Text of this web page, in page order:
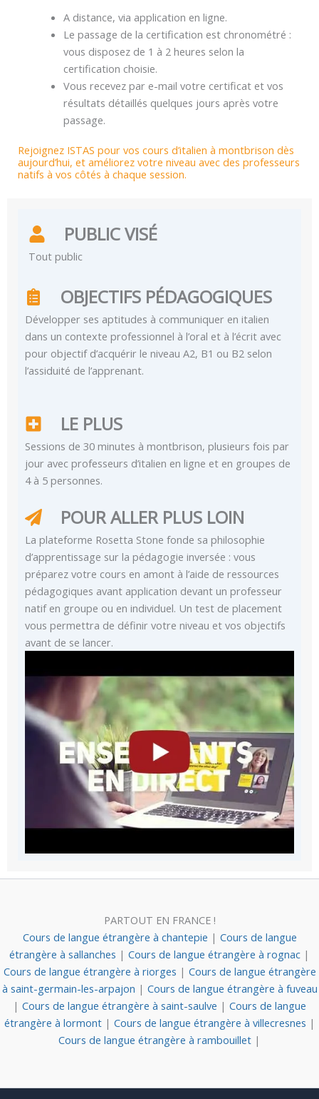
A distance, via application en ligne.
Le passage de la certification est chronométré :
vous disposez de 1 à 2 heures selon la
certification choisie.
Vous recevez par e-mail votre certificat et vos
résultats détaillés quelques jours après votre
passage.
Rejoignez ISTAS pour vos cours d’italien à montbrison dès
aujourd’hui, et améliorez votre niveau avec des professeurs
natifs à vos côtés à chaque session.
PUBLIC VISÉ
Tout public
OBJECTIFS PÉDAGOGIQUES
Développer ses aptitudes à communiquer en italien
dans un contexte professionnel à l’oral et à l’écrit avec
pour objectif d’acquérir le niveau A2, B1 ou B2 selon
l’assiduité de l’apprenant.
LE PLUS
Sessions de 30 minutes à montbrison, plusieurs fois par
jour avec professeurs d’italien en ligne et en groupes de
4 à 5 personnes.
POUR ALLER PLUS LOIN
La plateforme Rosetta Stone fonde sa philosophie
d’apprentissage sur la pédagogie inversée : vous
préparez votre cours en amont à l’aide de ressources
pédagogiques avant application devant un professeur
natif en groupe ou en individuel. Un test de placement
vous permettra de définir votre niveau et vos objectifs
avant de se lancer.
PARTOUT EN FRANCE !
Cours de langue étrangère à chantepie | Cours de langue
étrangère à sallanches | Cours de langue étrangère à rognac |
Cours de langue étrangère à riorges | Cours de langue étrangère
à saint-germain-les-arpajon | Cours de langue étrangère à fuveau
| Cours de langue étrangère à saint-saulve | Cours de langue
étrangère à lormont | Cours de langue étrangère à villecresnes |
Cours de langue étrangère à rambouillet |